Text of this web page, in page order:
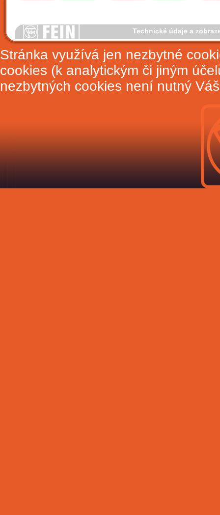
Technické údaje a
Stránka využívá jen nezbytné
cookies (k analytickým či jiným
nezbytných cookies není nutný